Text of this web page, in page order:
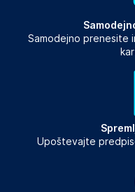
Samodejno prenesite
Upoštevajte